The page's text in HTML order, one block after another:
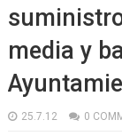
media y
25.7.12 0